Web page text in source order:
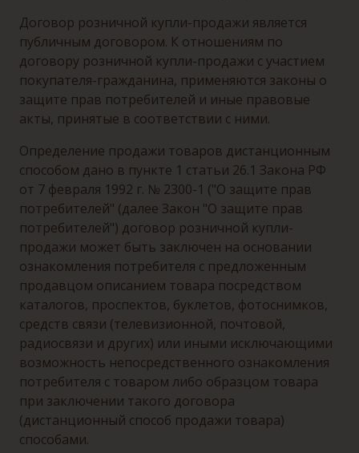
Договор розничной купли-продажи является
публичным договором. К отношениям по
договору розничной купли-продажи с участием
покупателя-гражданина, применяются законы о
защите прав потребителей и иные правовые
акты, принятые в соответствии с ними.
Определение продажи товаров дистанционным
способом дано в пункте 1 статьи 26.1 Закона РФ
от 7 февраля 1992 г. № 2300-1 ("О защите прав
потребителей" (далее Закон "О защите прав
потребителей") договор розничной купли-
продажи может быть заключен на основании
ознакомления потребителя с предложенным
продавцом описанием товара посредством
каталогов, проспектов, буклетов, фотоснимков,
средств связи (телевизионной, почтовой,
радиосвязи и других) или иными исключающими
возможность непосредственного ознакомления
потребителя с товаром либо образцом товара
при заключении такого договора
(дистанционный способ продажи товара)
способами.